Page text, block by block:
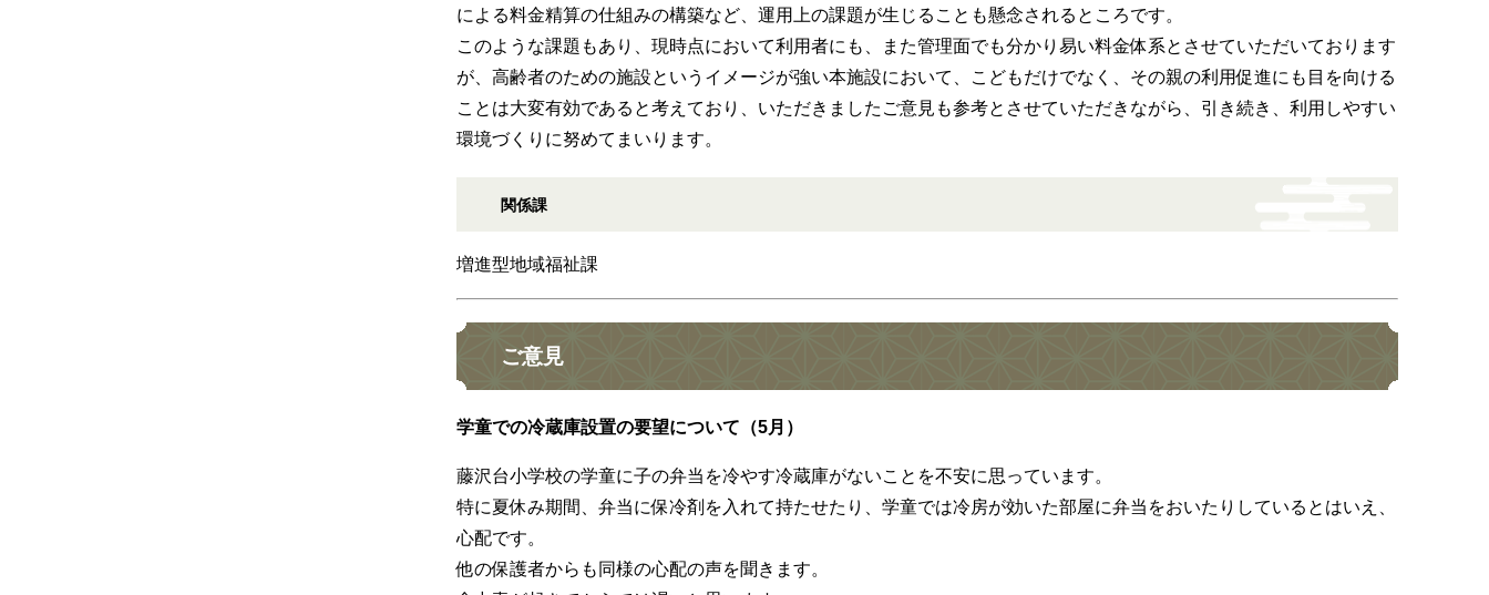
による料金精算の仕組みの構築など、運用上の課題が生じることも懸念されるところです。
このような課題もあり、現時点において利用者にも、また管理面でも分かり易い料金体系とさせていただいております
が、高齢者のための施設というイメージが強い本施設において、こどもだけでなく、その親の利用促進にも目を向ける
ことは大変有効であると考えており、いただきましたご意見も参考とさせていただきながら、引き続き、利用しやすい
環境づくりに努めてまいります。
関係課
増進型地域福祉課
ご意見
学童での冷蔵庫設置の要望について（5月）
藤沢台小学校の学童に子の弁当を冷やす冷蔵庫がないことを不安に思っています。
特に夏休み期間、弁当に保冷剤を入れて持たせたり、学童では冷房が効いた部屋に弁当をおいたりしているとはいえ、
心配です。
他の保護者からも同様の心配の声を聞きます。